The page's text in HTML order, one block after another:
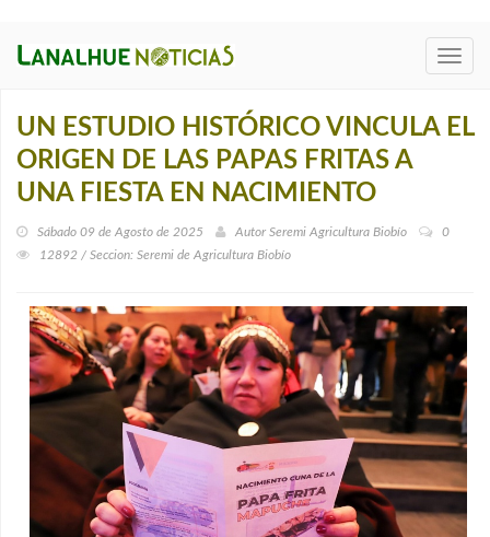
UN ESTUDIO HISTÓRICO VINCULA EL
ORIGEN DE LAS PAPAS FRITAS A
UNA FIESTA EN NACIMIENTO
Sábado 09 de Agosto de 2025 Autor Seremi Agricultura Biobío
0
12892 / Seccion: Seremi de Agricultura Biobío